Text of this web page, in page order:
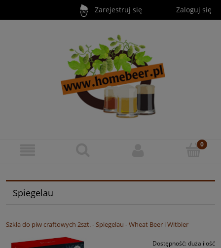
Zarejestruj się Zaloguj się
Spiegelau
Szkła do piw craftowych 2szt. - Spiegelau - Wheat Beer i Witbier
Dostępność: duża ilość